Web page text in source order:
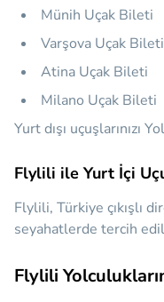
Münih Uçak Bileti
Varşova Uçak Bileti
Atina Uçak Bileti
Milano Uçak Bileti
Yurt dışı
Flylili ile Yurt İçi
Flylili, Türkiye çıkışlı
seyahatlerde tercih
Flylili